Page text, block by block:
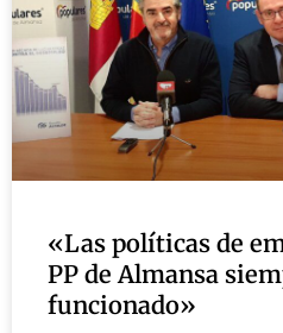
«Las políticas de
PP de Almansa
funcionado»